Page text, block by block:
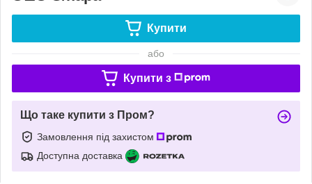
Купити
або
Купити з
Що таке купити з Пром?
Замовлення під захистом
Доступна доставка